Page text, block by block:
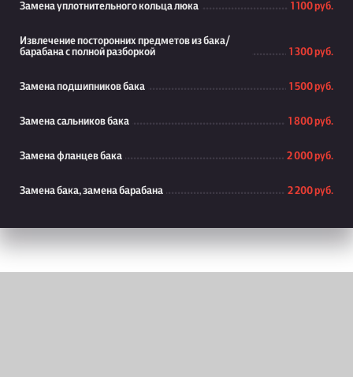
Замена уплотнительного кольца люка 1 100 руб.
Извлечение посторонних предметов из бака/
барабана с полной разборкой
1 300 руб.
Замена подшипников бака 1 500 руб.
Замена сальников бака 1 800 руб.
Замена фланцев бака 2 000 руб.
Замена бака, замена барабана 2 200 руб.